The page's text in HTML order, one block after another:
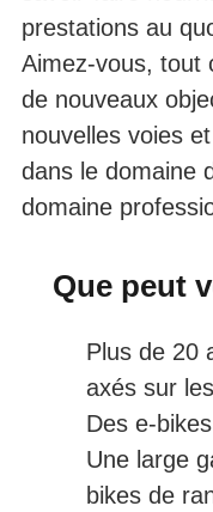
prestations au
Aimez-vous, tout
de nouveaux
nouvelles voies
dans le domaine
domaine
Que peut
Plus de 20
axés sur
Des e-
Une large
bikes de